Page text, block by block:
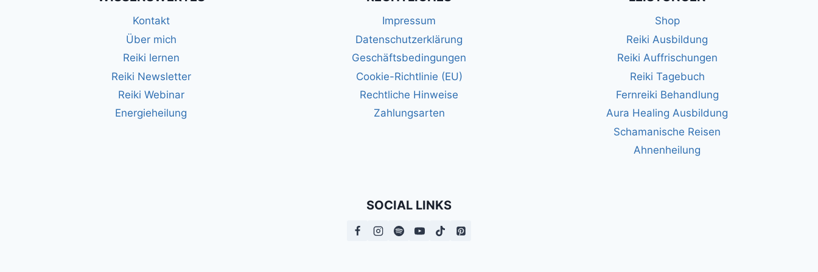
PERSON
AUF
Kontakt
Über mich
Reiki lernen
Reiki Newsletter
Reiki Webinar
Energieheilung
Impressum
Datenschutzerklärung
Geschäftsbedingungen
Cookie-Richtlinie (EU)
Rechtliche Hinweise
Zahlungsarten
Shop
Reiki Ausbildung
Reiki Auffrischungen
Reiki Tagebuch
Fernreiki Behandlung
Aura Healing Ausbildung
Schamanische Reisen
Ahnenheilung
SOCIAL LINKS